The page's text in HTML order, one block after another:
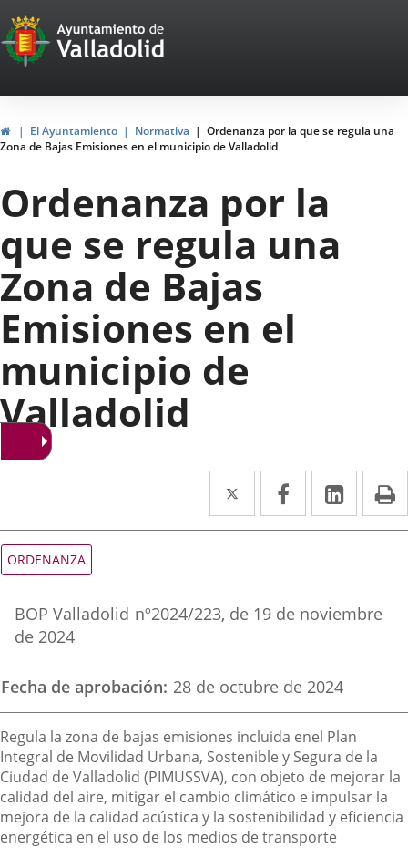
Portal
Web
del
Ayuntamiento
de
Valladolid
HomeEl Ayuntamiento Normativa
Ordenanza por la que se regula una
Zona de Bajas Emisiones en el municipio de Valladolid
Ordenanza por la
que se regula una
Zona de Bajas
Emisiones en el
municipio de
Valladolid
Twitter
Enlace
a
externa.
Facebook
Enlace
a
externa.
Enlace
a
Tipo
de
ORDENANZA
boletin
BOP Valladolid nº2024/223, de 19 de noviembre
de 2024
Fecha de aprobación 28 de octubre de 2024
Descripción
Regula la zona de bajas emisiones incluida enel Plan
Integral de Movilidad Urbana, Sostenible y Segura de la
Ciudad de Valladolid (PIMUSSVA), con objeto de mejorar la
calidad del aire, mitigar el cambio climático e impulsar la
mejora de la calidad acústica y la sostenibilidad y eficiencia
energética en el uso de los medios de transporte